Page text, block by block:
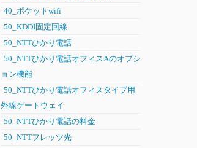
40_ポケットwifi
50_KDDI固定回線
50_NTTひかり電話
50_NTTひかり電話オフィスAのオプシ
ョン機能
50_NTTひかり電話オフィスタイプ用
外線ゲートウェイ
50_NTTひかり電話の料金
50_NTTフレッツ光